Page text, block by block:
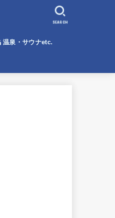
温泉・サウナetc.
SEARCH